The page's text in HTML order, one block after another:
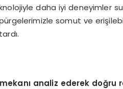
daha iyi deneyimler
somut ve
analiz ederek doğru